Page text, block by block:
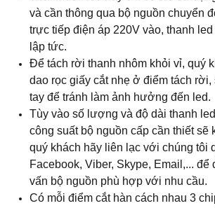
và cần thông qua bộ nguồn chuyển
trực tiếp điện áp 220V vào, thanh
lập tức.
Để tách rời thanh nhôm khỏi vỉ, quý
dao rọc giấy cắt nhẹ ở điểm tách rời,
tay để tránh làm ảnh hưởng đến led.
Tùy vào số lượng và độ dài thanh
công suất bộ nguồn cấp cần thiết sẽ
quý khách hãy liên lạc với chúng tôi
Facebook, Viber, Skype, Email,...
vấn bộ nguồn phù hợp với nhu cầu.​
Có mỗi điểm cắt hàn cách nhau 3